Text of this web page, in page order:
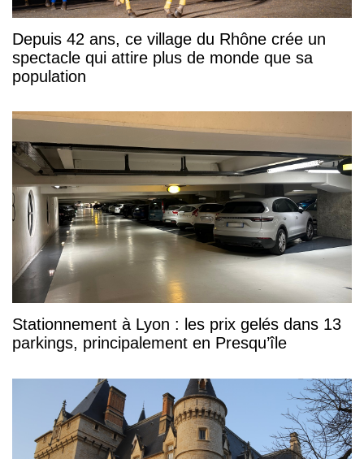
Depuis 42 ans, ce village du Rhône crée un
spectacle qui attire plus de monde que sa
population
Stationnement à Lyon : les prix gelés dans 13
parkings, principalement en Presqu’île